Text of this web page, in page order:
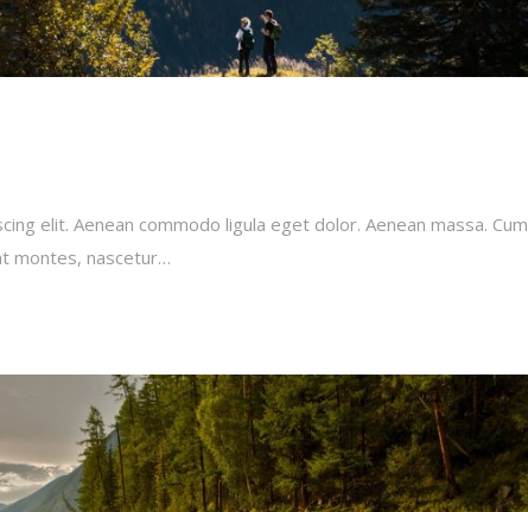
elit. Aenean commodo ligula eget dolor. Aenean massa. Cum
montes, nascetur…